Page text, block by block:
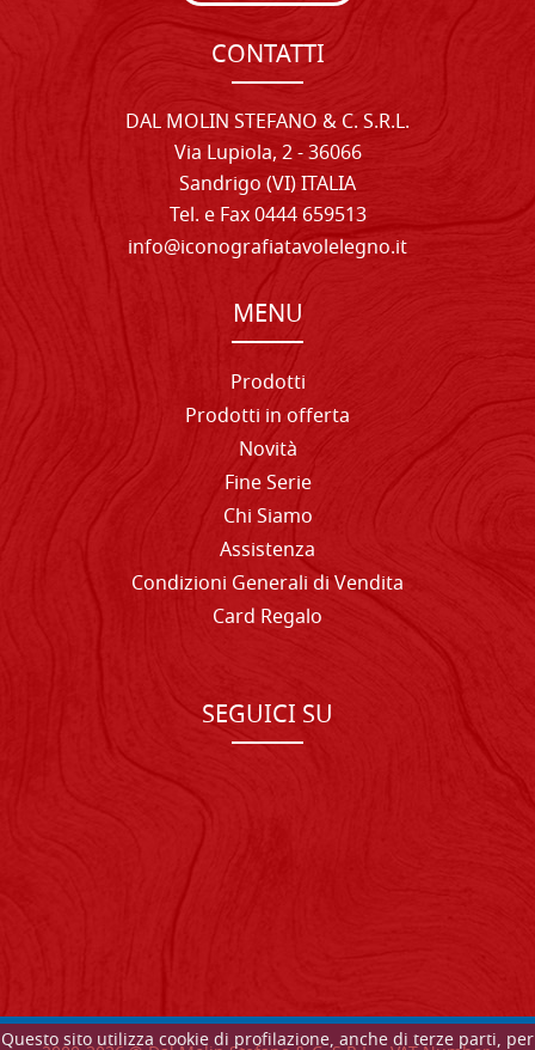
Questo sito utilizza cookie di profilazione, anche di terze parti, per
CONTATTI
DAL MOLIN STEFANO & C. S.R.L.
Via Lupiola, 2 - 36066
Sandrigo (VI) ITALIA
Tel. e Fax 0444 659513
info@iconografiatavolelegno.it
MENU
Prodotti
Prodotti in offerta
Novità
Fine Serie
Chi Siamo
Assistenza
Condizioni Generali di Vendita
Card Regalo
SEGUICI SU